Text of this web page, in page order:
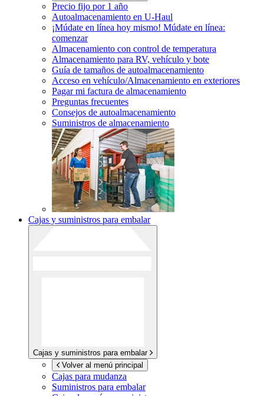
Precio fijo por 1 año
Autoalmacenamiento en U-Haul
¡Múdate en línea hoy mismo! Múdate en línea:
comenzar
Almacenamiento con control de temperatura
Almacenamiento para RV, vehículo y bote
Guía de tamaños de autoalmacenamiento
Acceso en vehículo/Almacenamiento en exteriores
Pagar mi factura de almacenamiento
Preguntas frecuentes
Consejos de autoalmacenamiento
Suministros de almacenamiento
Cajas y suministros para embalar
Cajas y suministros para embalar
Volver al menú principal
Cajas para mudanza
Suministros para embalar